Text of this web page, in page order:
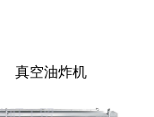
真空油炸机